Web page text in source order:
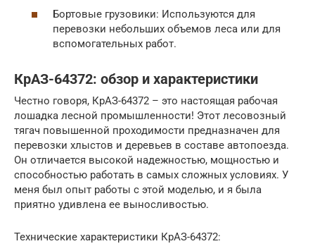
Бортовые грузовики: Используются для
перевозки небольших объемов леса или для
вспомогательных работ.
КрАЗ-64372: обзор и характеристики
Честно говоря, КрАЗ-64372 – это настоящая рабочая
лошадка лесной промышленности! Этот лесовозный
тягач повышенной проходимости предназначен для
перевозки хлыстов и деревьев в составе автопоезда.
Он отличается высокой надежностью, мощностью и
способностью работать в самых сложных условиях. У
меня был опыт работы с этой моделью, и я была
приятно удивлена ее выносливостью.
Технические характеристики КрАЗ-64372: